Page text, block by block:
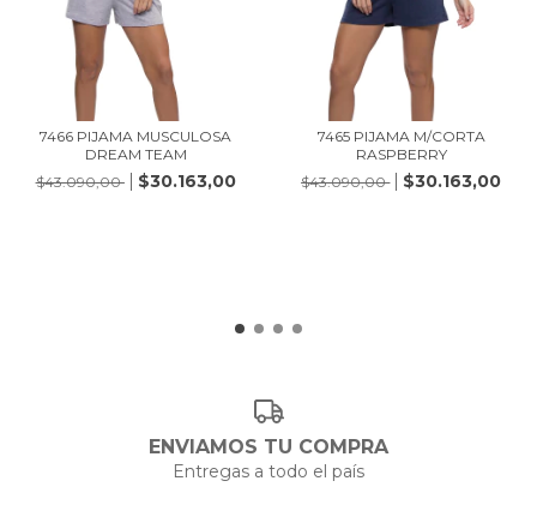
7466 PIJAMA MUSCULOSA
DREAM TEAM
$43.090,00
$30.163,00
7465 PIJAMA M/CORTA
RASPBERRY
$43.090,00
$30.163,00
ENVIAMOS TU COMPRA
Entregas a todo el país